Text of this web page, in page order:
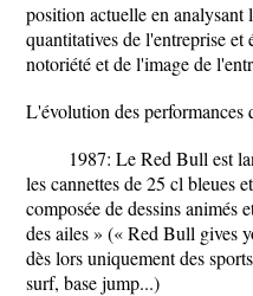
position actuelle en analysant
quantitatives de l'entreprise
notoriété et de l'image de
L'évolution des performances
1987: Le Red Bull est
les cannettes de 25 cl bleues
composée de dessins animés
des ailes » (« Red Bull gives
dès lors uniquement des
surf, base jump...)